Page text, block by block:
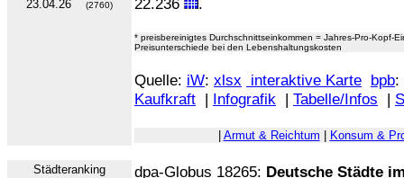
23.04.26 (2760)
22.236
.
* preisbereinigtes Durchschnittseinkommen = Jahres-Pro-Kopf-
Preisunterschiede bei den Lebenshaltungskosten
Quelle: iW: xlsx interaktive Karte bpb:
Kaufkraft | Infografik | Tabelle/Infos |
Armut & Reichtum Konsum &
Städteranking
dpa-Globus 18265: Deutsche Städte